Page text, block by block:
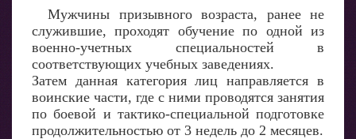
Мужчины призывного возраста, ранее не
служившие, проходят обучение по одной из
военно-учетных специальностей в
соответствующих учебных заведениях.
Затем данная категория лиц направляется в
воинские части, где с ними проводятся занятия
по боевой и тактико-специальной подготовке
продолжительностью от 3 недель до 2 месяцев.